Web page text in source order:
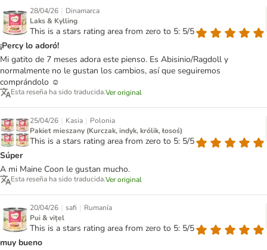
28/04/26 | Dinamarca
Laks & Kylling
This is a stars rating area from zero to 5: 5/5
¡Percy lo adoró!
Mi gatito de 7 meses adora este pienso. Es Abisinio/Ragdoll y
normalmente no le gustan los cambios, así que seguiremos
comprándolo ☺️
Esta reseña ha sido traducida.Ver original
25/04/26 | Kasia | Polonia
Pakiet mieszany (Kurczak, indyk, królik, łosoś)
This is a stars rating area from zero to 5: 5/5
Súper
A mi Maine Coon le gustan mucho.
Esta reseña ha sido traducida.Ver original
20/04/26 | safi | Rumanía
Pui & vițel
This is a stars rating area from zero to 5: 5/5
muy bueno